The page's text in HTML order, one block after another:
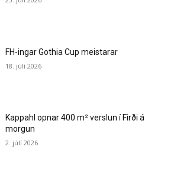
FH-ingar Gothia Cup meistarar
18. júlí 2026
Kappahl opnar 400 m² verslun í Firði á
morgun
2. júlí 2026